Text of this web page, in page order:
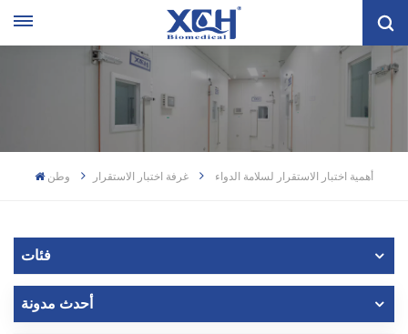
وطن غرفة اختبار الاستقرار أهمية اختبار الاستقرار لسلامة الدواء
فئات
أحدث مدونة